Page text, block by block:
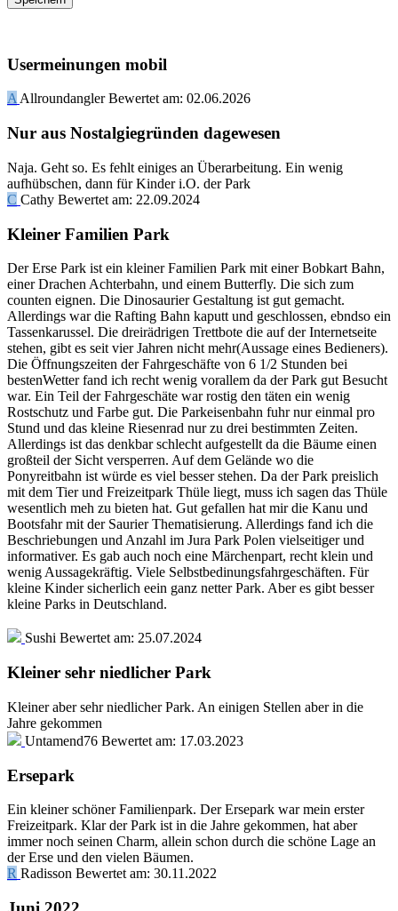
Usermeinungen mobil
AAllroundangler Bewertet am: 02.06.2026
Nur aus Nostalgiegründen dagewesen
Naja. Geht so. Es fehlt einiges an Überarbeitung. Ein wenig
aufhübschen, dann für Kinder i.O. der Park
C Cathy Bewertet am: 22.09.2024
Kleiner Familien Park
Der Erse Park ist ein kleiner Familien Park mit einer Bobkart Bahn,
einer Drachen Achterbahn, und einem Butterfly. Die sich zum
counten eignen. Die Dinosaurier Gestaltung ist gut gemacht.
Allerdings war die Rafting Bahn kaputt und geschlossen, ebndso ein
Tassenkarussel. Die dreirädrigen Trettbote die auf der Internetseite
stehen, gibt es seit vier Jahren nicht mehr(Aussage eines Bedieners).
Die Öffnungszeiten der Fahrgeschäfte von 6 1/2 Stunden bei
bestenWetter fand ich recht wenig vorallem da der Park gut Besucht
war. Ein Teil der Fahrgeschäte war rostig den täten ein wenig
Rostschutz und Farbe gut. Die Parkeisenbahn fuhr nur einmal pro
Stund und das kleine Riesenrad nur zu drei bestimmten Zeiten.
Allerdings ist das denkbar schlecht aufgestellt da die Bäume einen
großteil der Sicht versperren. Auf dem Gelände wo die
Ponyreitbahn ist würde es viel besser stehen. Da der Park preislich
mit dem Tier und Freizeitpark Thüle liegt, muss ich sagen das Thüle
wesentlich meh zu bieten hat. Gut gefallen hat mir die Kanu und
Bootsfahr mit der Saurier Thematisierung. Allerdings fand ich die
Beschriebungen und Anzahl im Jura Park Polen vielseitiger und
informativer. Es gab auch noch eine Märchenpart, recht klein und
wenig Aussagekräftig. Viele Selbstbedinungsfahrgeschäften. Für
kleine Kinder sicherlich eein ganz netter Park. Aber es gibt besser
kleine Parks in Deutschland.
Sushi Bewertet am: 25.07.2024
Kleiner sehr niedlicher Park
Kleiner aber sehr niedlicher Park. An einigen Stellen aber in die
Jahre gekommen
Untamend76 Bewertet am: 17.03.2023
Ersepark
Ein kleiner schöner Familienpark. Der Ersepark war mein erster
Freizeitpark. Klar der Park ist in die Jahre gekommen, hat aber
immer noch seinen Charm, allein schon durch die schöne Lage an
der Erse und den vielen Bäumen.
R Radisson Bewertet am: 30.11.2022